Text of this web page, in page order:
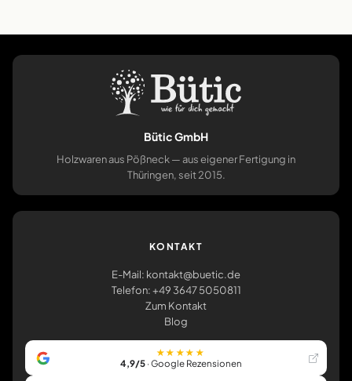
Bütic GmbH
Holzwaren aus Pößneck — aus eigener Fertigung in
Thüringen, seit 2015.
KONTAKT
E-Mail: kontakt@buetic.de
Telefon: +49 3647 5050811
Zum Kontakt
Blog
★★★★★
4,9/5· Google Rezensionen